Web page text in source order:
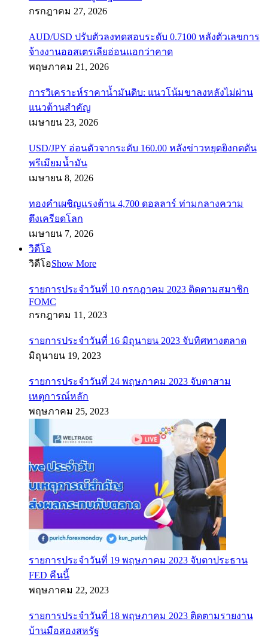
กรกฎาคม 27, 2026
AUD/USD ปรับตัวลงทดสอบระดับ 0.7100 หลังตัวเลขการ
จ้างงานออสเตรเลียอ่อนแอกว่าคาด
พฤษภาคม 21, 2026
การวิเคราะห์ราคาน้ำมันดิบ: แนวโน้มขาลงหลังไม่ผ่าน
แนวต้านสำคัญ
เมษายน 23, 2026
USD/JPY อ่อนตัวจากระดับ 160.00 หลังข่าวหยุดยิงกดดัน
พรีเมียมน้ำมัน
เมษายน 8, 2026
ทองคำเผชิญแรงต้าน 4,700 ดอลลาร์ ท่ามกลางความ
ตึงเครียดโลก
เมษายน 7, 2026
วิดีโอ
วิดีโอShow More
รายการประจำวันที่ 10 กรกฎาคม 2023 ติดตามสมาชิก
FOMC
กรกฎาคม 11, 2023
รายการประจำวันที่ 16 มิถุนายน 2023 จับทิศทางตลาด
มิถุนายน 19, 2023
รายการประจำวันที่ 24 พฤษภาคม 2023 จับตาสาม
เหตุการณ์หลัก
พฤษภาคม 25, 2023
รายการประจำวันที่ 19 พฤษภาคม 2023 จับตาประธาน
FED คืนนี้
พฤษภาคม 22, 2023
รายการประจำวันที่ 18 พฤษภาคม 2023 ติดตามรายงาน
บ้านมือสองสหรัฐ